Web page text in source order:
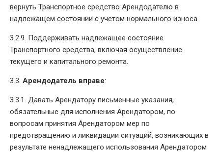
вернуть Транспортное средство Арендодателю в
надлежащем состоянии с учетом нормального износа.
3.2.9. Поддерживать надлежащее состояние
Транспортного средства, включая осуществление
текущего и капитального ремонта.
3.3. Арендодатель вправе:
3.3.1. Давать Арендатору письменные указания,
обязательные для исполнения Арендатором, по
вопросам принятия Арендатором мер по
предотвращению и ликвидации ситуаций, возникающих в
результате ненадлежащего использования Арендатором